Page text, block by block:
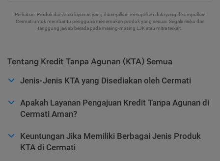
Perhatian: Produk dan/atau layanan yang ditampilkan merupakan data yang dikumpulkan
Cermati untuk membantu pengguna menemukan produk yang sesuai. Segala risiko dan
tanggung jawab berada pada masing-masing LJK atau mitra terkait.
Tentang Kredit Tanpa Agunan (KTA) Semua
Jenis-Jenis KTA yang Disediakan oleh Cermati
Apakah Layanan Pengajuan Kredit Tanpa Agunan di
Cermati Aman?
Keuntungan Jika Memiliki Berbagai Jenis Produk
KTA di Cermati